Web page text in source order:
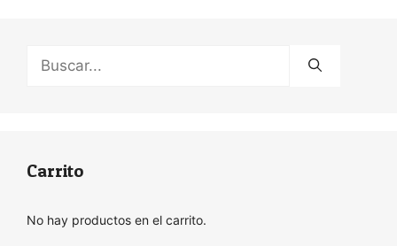
Carrito
No hay productos en el carrito.